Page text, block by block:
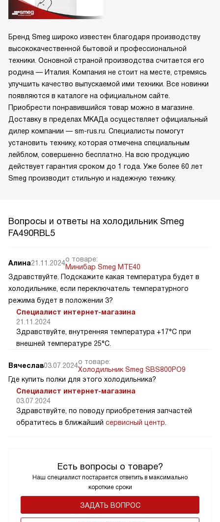
Бренд Smeg широко известен благодаря производству
высококачественной бытовой и профессиональной
техники. Основной страной производства считается его
родина — Италия. Компания не стоит на месте, стремясь
улучшить качество выпускаемой ими техники. Все новинки
появляются в каталоге на официальном сайте.
Приобрести понравившийся товар можно в магазине.
Доставку в пределах МКАДа осуществляет официальный
дилер компании — sm-rus.ru. Специалисты помогут
установить технику, которая отмечена специальным
лейблом, совершенно бесплатно. На всю продукцию
действует гарантия сроком до 1 года. Уже более 60 лет
Smeg производит стильную и надежную технику.
Вопросы и ответы на холодильник Smeg
FA490RBL5
Есть вопросы о товаре?
Наш специалист постарается ответить в максимально
короткие сроки
ЗАДАТЬ ВОПРОС
Алина21.11.2024о товаре:
Минибар Smeg MTE40
Здравствуйте. Подскажите какая температура будет в
холодильнике, если переключатель температурного
режима будет в положении 3?
Специалист интернет-магазина
21.11.2024
Здравствуйте, внутренняя температура +17°C при
внешней температуре 25°C.
Вячеслав03.07.2024о товаре:
Холодильник Smeg SBS800PO9
Где купить полки для этого холодильника?
Специалист интернет-магазина
03.07.2024
Здравствуйте, по поводу приобретения запчастей
обратитесь в ближайший сервисный центр